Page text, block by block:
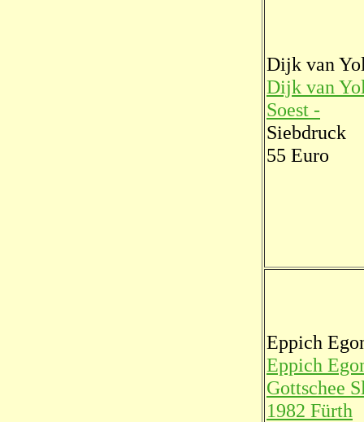
Dijk van
Dijk van
Soest -
Siebdruck
55 Euro
Eppich
Eppich
Gottschee
1982 Fürth